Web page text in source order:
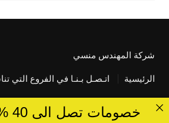
شركة المهندس منسي
الرئيسية اتـصـل بـنـا في الفروع التي